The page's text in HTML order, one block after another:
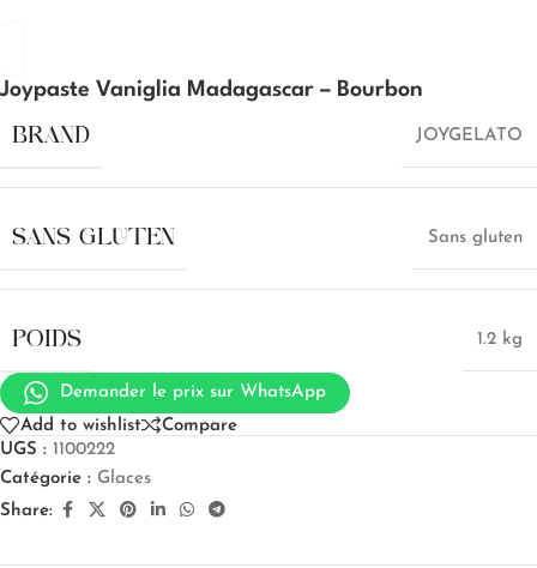
Joypaste Vaniglia Madagascar – Bourbon
BRAND JOYGELATO
SANS GLUTEN Sans gluten
POIDS 1.2 kg
Demander le prix sur WhatsApp
Add to wishlist
Compare
UGS : 1100222
Catégorie : Glaces
Share: